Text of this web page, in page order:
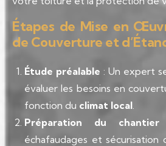
Étapes de Mise en
de Couverture et
Étude préalable : Un expert
évaluer les besoins en
fonction du climat local
Préparation du chantier:
échafaudages et